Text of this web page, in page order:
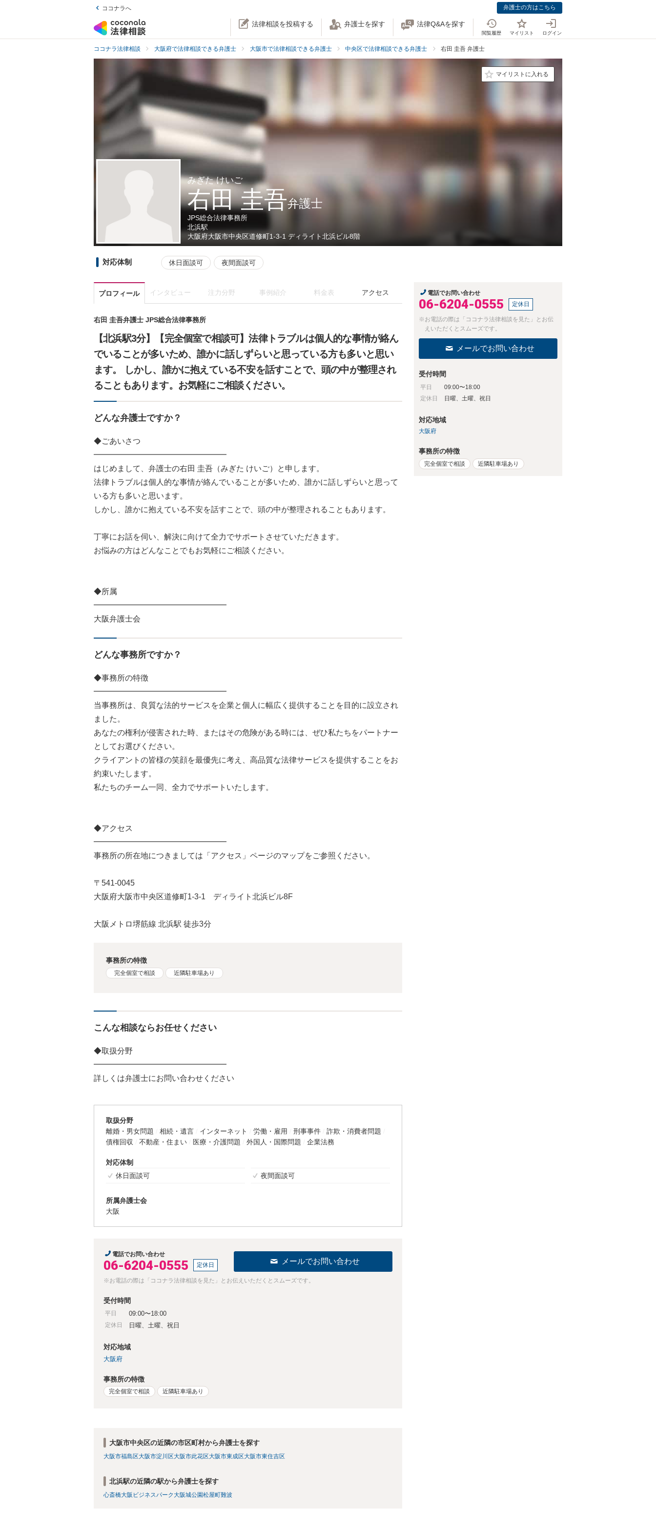
ココナラへ 弁護士の方はこちら
法律相談を投稿する 弁護士を探す 法律Q&Aを探す
閲覧履歴 マイリスト ログイン
ココナラ法律相談 大阪府で法律相談できる弁護士 大阪市で法律相談できる弁護士 中央区で法律相談できる弁護士 右田 圭吾 弁護士
マイリストに入れる
みぎた けいご
右田 圭吾弁護士
JPS総合法律事務所
北浜駅
大阪府大阪市中央区道修町1-3-1 ディライト北浜ビル8階
対応体制 休日面談可 夜間面談可
プロフィール インタビュー 注力分野 事例紹介 料金表 アクセス
右田 圭吾弁護士 JPS総合法律事務所
【北浜駅3分】【完全個室で相談可】法律トラブルは個人的な事情が絡ん
でいることが多いため、誰かに話しずらいと思っている方も多いと思い
ます。 しかし、誰かに抱えている不安を話すことで、頭の中が整理され
ることもあります。お気軽にご相談ください。
どんな弁護士ですか？
◆ごあいさつ
━━━━━━━━━━━━━━━━━
はじめまして、弁護士の右田 圭吾（みぎた けいご）と申します。
法律トラブルは個人的な事情が絡んでいることが多いため、誰かに話しずらいと思って
いる方も多いと思います。
しかし、誰かに抱えている不安を話すことで、頭の中が整理されることもあります。
丁寧にお話を伺い、解決に向けて全力でサポートさせていただきます。
お悩みの方はどんなことでもお気軽にご相談ください。
◆所属
━━━━━━━━━━━━━━━━━
大阪弁護士会
どんな事務所ですか？
◆事務所の特徴
━━━━━━━━━━━━━━━━━
当事務所は、良質な法的サービスを企業と個人に幅広く提供することを目的に設立され
ました。
あなたの権利が侵害された時、またはその危険がある時には、ぜひ私たちをパートナー
としてお選びください。
クライアントの皆様の笑顔を最優先に考え、高品質な法律サービスを提供することをお
約束いたします。
私たちのチーム一同、全力でサポートいたします。
◆アクセス
━━━━━━━━━━━━━━━━━
事務所の所在地につきましては「アクセス」ページのマップをご参照ください。
〒541-0045
大阪府大阪市中央区道修町1-3-1 ディライト北浜ビル8F
大阪メトロ堺筋線 北浜駅 徒歩3分
事務所の特徴
完全個室で相談 近隣駐車場あり
こんな相談ならお任せください
◆取扱分野
━━━━━━━━━━━━━━━━━
詳しくは弁護士にお問い合わせください
取扱分野
離婚・男女問題
相続・遺言 インターネット 労働・雇用 刑事事件
詐欺・消費者問題
債権回収
不動産・住まい 医療・介護問題 外国人・国際問題 企業法務
対応体制
休日面談可
夜間面談可
所属弁護士会
大阪
電話でお問い合わせ
06-6204-0555 定休日 メールでお問い合わせ
※お電話の際は「ココナラ法律相談を見た」とお伝えいただくとスムーズです。
受付時間
平日 09:00〜18:00
定休日 日曜、土曜、祝日
対応地域
大阪府
事務所の特徴
完全個室で相談 近隣駐車場あり
大阪市中央区の近隣の市区町村から弁護士を探す
大阪市福島区大阪市淀川区大阪市此花区大阪市東成区大阪市東住吉区
北浜駅の近隣の駅から弁護士を探す
心斎橋大阪ビジネスパーク大阪城公園松屋町難波
電話でお問い合わせ
06-6204-0555 定休日
※お電話の際は「ココナラ法律相談を見た」とお伝
えいただくとスムーズです。
メールでお問い合わせ
受付時間
平日
09:00〜18:00
定休日
日曜、土曜、祝日
対応地域
大阪府
事務所の特徴
完全個室で相談 近隣駐車場あり